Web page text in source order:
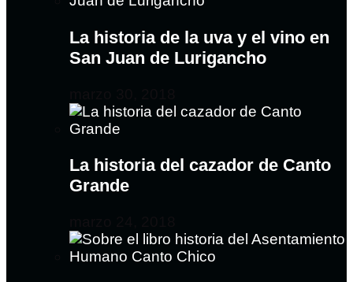
La historia de la uva y el vino en
San Juan de Lurigancho
La historia del cazador de Canto
Grande